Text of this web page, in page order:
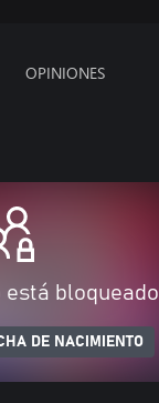
OPINIONES
está bloqueado
DE NACIMIENTO